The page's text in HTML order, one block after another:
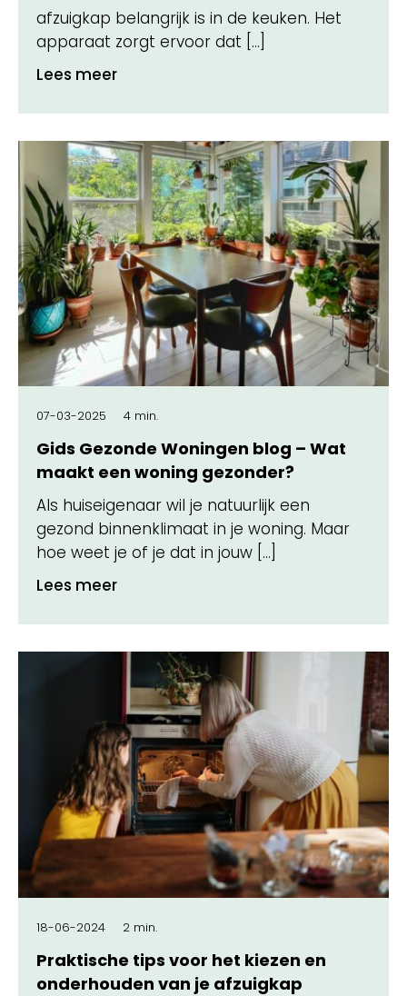
afzuigkap belangrijk is in de keuken. Het
apparaat zorgt ervoor dat […]
Lees meer
07-03-2025 4 min.
Gids Gezonde Woningen blog – Wat
maakt een woning gezonder?
Als huiseigenaar wil je natuurlijk een
gezond binnenklimaat in je woning. Maar
hoe weet je of je dat in jouw […]
Lees meer
18-06-2024 2 min.
Praktische tips voor het kiezen en
onderhouden van je afzuigkap